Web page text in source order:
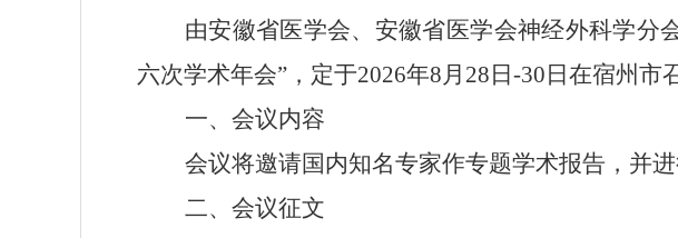
由安徽省医学会、安徽省医学会神经外科学分
六次学术年会” ， 定于2026年8月 28 日 -30 日在宿州市
一、会议内容
会议将邀请国内知名专家作专题学术报告，并进
二、会议征文